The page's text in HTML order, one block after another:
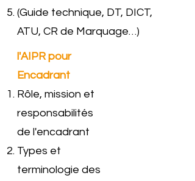
(Guide technique, DT, DICT,
ATU, CR de Marquage…)
l'AIPR pour
Encadrant
Rôle, mission et
responsabilités
de l'encadrant
Types et
terminologie des